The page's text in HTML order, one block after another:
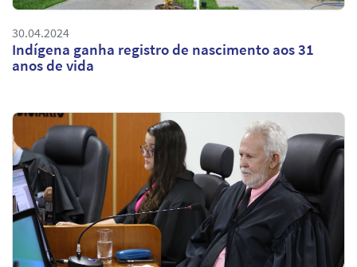
30.04.2024
Indígena ganha registro de nascimento aos 31
anos de vida